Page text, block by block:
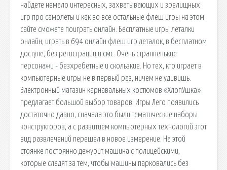
найдете немало интересных, захватывающих и зрелищных
игр про самолеты и как во все остальные флеш игры на этом
сайте сможете поиграть онлайн. Бесплатные игры леталки
онлайн, играть в 694 онлайн флеш игр леталок, в бесплатном
доступе, без регистрации и смс. Очень странненькие
персонажи - безхребетные и скользкие. Но тех, кто играет в
компьютерные игры не в первый раз, ничем не удивишь.
Электронный магазин карнавальных костюмов «ХлопУшка»
предлагает большой выбор товаров. Игры Лего появились
достаточно давно, сначала это были тематические наборы
конструкторов, а с развитием компьютерных технологий этот
вид развлечений перешел в новое измерение. На этой
стоянке постоянно дежурит машина с полицейскими,
которые следят за тем, чтобы машины парковались без